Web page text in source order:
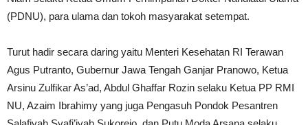
(PDNU), para ulama dan tokoh masyarakat setempat.
Turut hadir secara daring yaitu Menteri Kesehatan RI Terawan
Agus Putranto, Gubernur Jawa Tengah Ganjar Pranowo, Ketua
Arsinu Zulfikar As’ad, Abdul Ghaffar Rozin selaku Ketua PP RMI
NU, Azaim Ibrahimy yang juga Pengasuh Pondok Pesantren